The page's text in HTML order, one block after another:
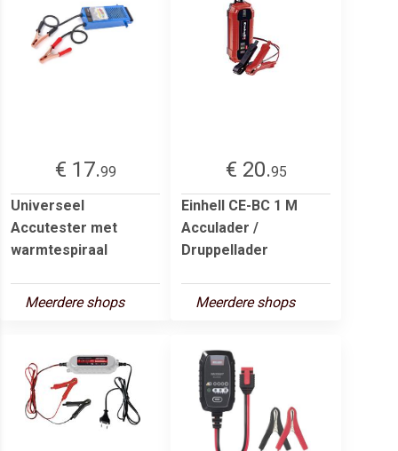
€ 17.99
Universeel
Accutester met
warmtespiraal
Meerdere shops
€ 20.95
Einhell CE-BC 1 M
Acculader /
Druppellader
Meerdere shops